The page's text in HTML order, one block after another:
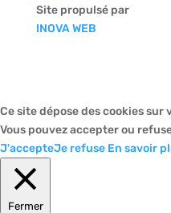
Site propulsé par
INOVA WEB
Ce site dépose des cookies
Vous pouvez accepter ou
J'accepteJe refuse En savoir
Fermer